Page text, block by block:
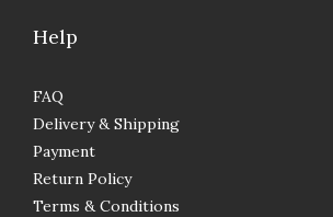
Help
FAQ
Delivery & Shipping
Payment
Return Policy
Terms & Conditions